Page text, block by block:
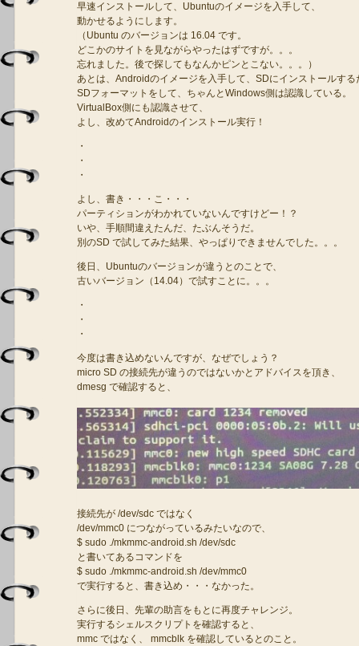
早速インストールして、Ubuntuのイメージを入手して、
動かせるようにします。
（Ubuntu のバージョンは 16.04 です。
どこかのサイトを見ながらやったはずですが。。。
忘れました。後で探してもなんかピンとこない。。。）
あとは、Androidのイメージを入手して、SDにインストールする
SDフォーマットをして、ちゃんとWindows側は認識している。
VirtualBox側にも認識させて、
よし、改めてAndroidのインストール実行！
・
・
・
よし、書き・・・こ・・・
パーティションがわかれていないんですけどー！？
いや、手順間違えたんだ、たぶんそうだ。
別のSD で試してみた結果、やっぱりできませんでした。。。
後日、Ubuntuのバージョンが違うとのことで、
古いバージョン（14.04）で試すことに。。。
・
・
・
今度は書き込めないんですが、なぜでしょう？
micro SD の接続先が違うのではないかとアドバイスを頂き、
dmesg で確認すると、
接続先が /dev/sdc ではなく
/dev/mmc0 につながっているみたいなので、
$ sudo ./mkmmc-android.sh /dev/sdc
と書いてあるコマンドを
$ sudo ./mkmmc-android.sh /dev/mmc0
で実行すると、書き込め・・・なかった。
さらに後日、先輩の助言をもとに再度チャレンジ。
実行するシェルスクリプトを確認すると、
mmc ではなく、 mmcblk を確認しているとのこと。